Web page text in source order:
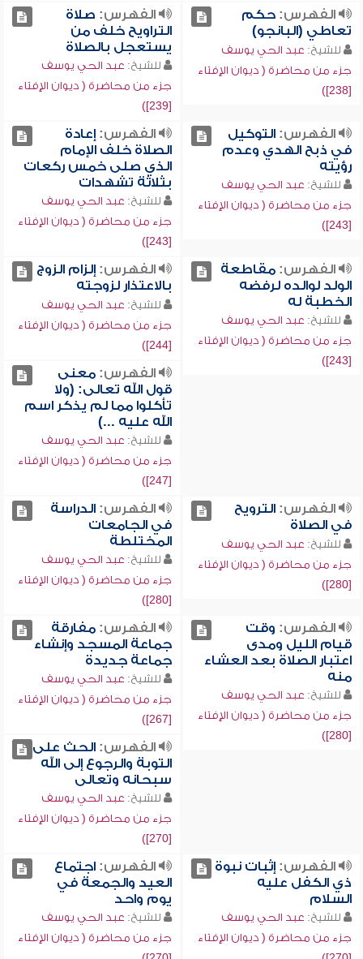
الفهرس:حكم
تعاطي (البانجو)
للشيخ: عبد الحي يوسف
جزء من محاضرة ( ديوان الإفتاء
[238])
الفهرس: صلاة
التراويح خلف من
يستعجل بالصلاة
للشيخ: عبد الحي يوسف
جزء من محاضرة ( ديوان الإفتاء
[239])
الفهرس:التوكيل
في ذبح الهدي وعدم
رؤيته
للشيخ: عبد الحي يوسف
جزء من محاضرة ( ديوان الإفتاء
[243])
الفهرس:إعادة
الصلاة خلف الإمام
الذي صلى خمس ركعات
بثلاثة تشهدات
للشيخ: عبد الحي يوسف
جزء من محاضرة ( ديوان الإفتاء
[243])
الفهرس:مقاطعة
الولد لوالده لرفضه
الخطبة له
للشيخ: عبد الحي يوسف
جزء من محاضرة ( ديوان الإفتاء
[243])
الفهرس:إلزام الزوج
بالاعتذار لزوجته
للشيخ: عبد الحي يوسف
جزء من محاضرة ( ديوان الإفتاء
[244])
الفهرس:معنى
قول الله تعالى: (ولا
تأكلوا مما لم يذكر اسم
الله عليه ...)
للشيخ: عبد الحي يوسف
جزء من محاضرة ( ديوان الإفتاء
[247])
الفهرس:الترويح
في الصلاة
للشيخ: عبد الحي يوسف
جزء من محاضرة ( ديوان الإفتاء
[280])
الفهرس:الدراسة
في الجامعات
المختلطة
للشيخ: عبد الحي يوسف
جزء من محاضرة ( ديوان الإفتاء
[280])
الفهرس: وقت
قيام الليل ومدى
اعتبار الصلاة بعد العشاء
منه
للشيخ: عبد الحي يوسف
جزء من محاضرة ( ديوان الإفتاء
[280])
الفهرس:مفارقة
جماعة المسجد وإنشاء
جماعة جديدة
للشيخ: عبد الحي يوسف
جزء من محاضرة ( ديوان الإفتاء
[267])
الفهرس:الحث على
التوبة والرجوع إلى الله
سبحانه وتعالى
للشيخ: عبد الحي يوسف
جزء من محاضرة ( ديوان الإفتاء
[270])
الفهرس:إثبات نبوة
ذي الكفل عليه
السلام
للشيخ: عبد الحي يوسف
جزء من محاضرة ( ديوان الإفتاء
الفهرس:اجتماع
العيد والجمعة في
يوم واحد
للشيخ: عبد الحي يوسف
جزء من محاضرة ( ديوان الإفتاء